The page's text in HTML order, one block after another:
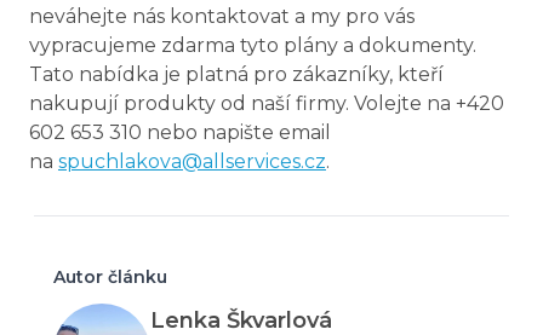
neváhejte nás kontaktovat a my pro vás
vypracujeme zdarma tyto plány a dokumenty.
Tato nabídka je platná pro zákazníky, kteří
nakupují produkty od naší firmy. Volejte na +420
602 653 310 nebo napište email
na spuchlakova@allservices.cz.
Autor článku
Lenka Škvarlová